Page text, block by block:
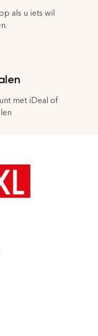
als u iets wil
met iDeal of